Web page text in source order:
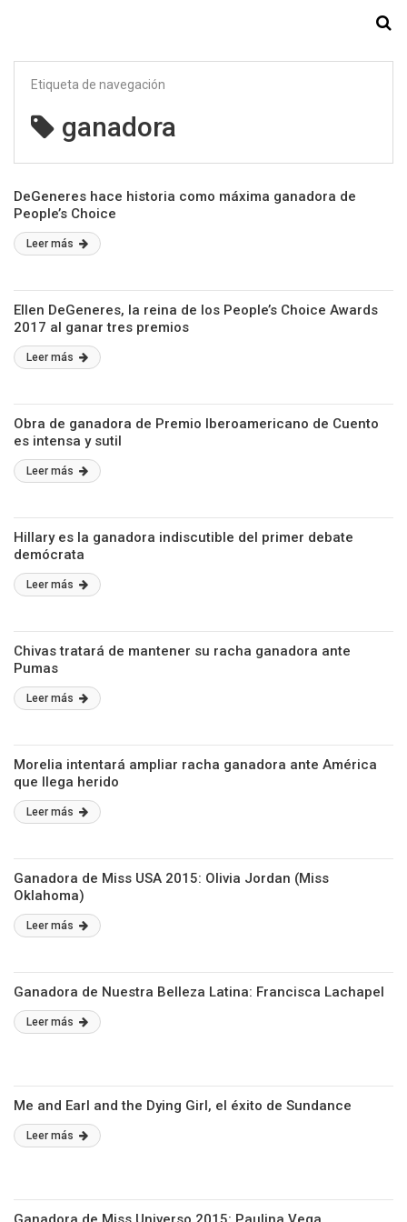
Etiqueta de navegación
ganadora
DeGeneres hace historia como máxima ganadora de
People’s Choice
Leer más
Ellen DeGeneres, la reina de los People’s Choice Awards
2017 al ganar tres premios
Leer más
Obra de ganadora de Premio Iberoamericano de Cuento
es intensa y sutil
Leer más
Hillary es la ganadora indiscutible del primer debate
demócrata
Leer más
Chivas tratará de mantener su racha ganadora ante
Pumas
Leer más
Morelia intentará ampliar racha ganadora ante América
que llega herido
Leer más
Ganadora de Miss USA 2015: Olivia Jordan (Miss
Oklahoma)
Leer más
Ganadora de Nuestra Belleza Latina: Francisca Lachapel
Leer más
Me and Earl and the Dying Girl, el éxito de Sundance
Leer más